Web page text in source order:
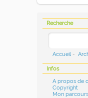
Recherche
Accueil -
Infos
A propos de
Copyright
Mon parcours